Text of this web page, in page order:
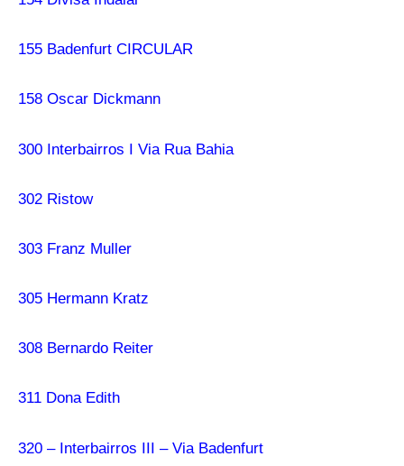
155 Badenfurt CIRCULAR
158 Oscar Dickmann
300 Interbairros I Via Rua Bahia
302 Ristow
303 Franz Muller
305 Hermann Kratz
308 Bernardo Reiter
311 Dona Edith
320 – Interbairros III – Via Badenfurt